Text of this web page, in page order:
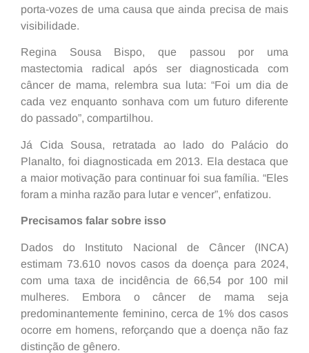
porta-vozes de uma causa que ainda precisa de mais
visibilidade.
Regina Sousa Bispo, que passou por uma
mastectomia radical após ser diagnosticada com
câncer de mama, relembra sua luta: “Foi um dia de
cada vez enquanto sonhava com um futuro diferente
do passado”, compartilhou.
Já Cida Sousa, retratada ao lado do Palácio do
Planalto, foi diagnosticada em 2013. Ela destaca que
a maior motivação para continuar foi sua família. “Eles
foram a minha razão para lutar e vencer”, enfatizou.
Precisamos falar sobre isso
Dados do Instituto Nacional de Câncer (INCA)
estimam 73.610 novos casos da doença para 2024,
com uma taxa de incidência de 66,54 por 100 mil
mulheres. Embora o câncer de mama seja
predominantemente feminino, cerca de 1% dos casos
ocorre em homens, reforçando que a doença não faz
distinção de gênero.